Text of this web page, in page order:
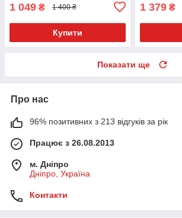
1 049 ₴ 1 400 ₴
Купити
1 379 ₴
Показати ще
Про нас
96% позитивних з 213 відгуків за рік
Працює з 26.08.2013
м. Дніпро
Дніпро, Україна
Контакти